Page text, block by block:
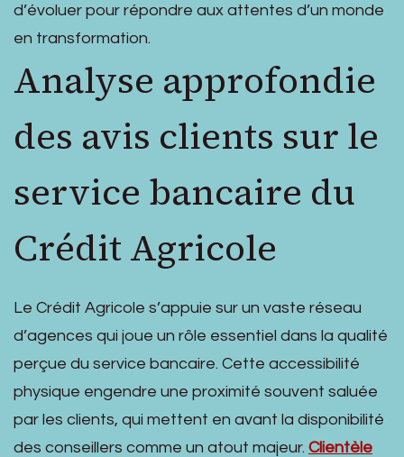
d’évoluer pour répondre aux attentes d’un monde
en transformation.
Analyse approfondie
des avis clients sur le
service bancaire du
Crédit Agricole
Le Crédit Agricole s’appuie sur un vaste réseau
d’agences qui joue un rôle essentiel dans la qualité
perçue du service bancaire. Cette accessibilité
physique engendre une proximité souvent saluée
par les clients, qui mettent en avant la disponibilité
des conseillers comme un atout majeur. Clientèle